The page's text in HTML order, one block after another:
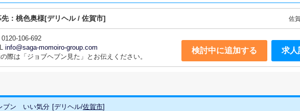
： 桃色奥様[デリヘル / 佐賀市] 佐
0120-106-692
info@saga-momoiro-group.com
際は「ジョブヘブン見た」とお伝えください。
検討中に追加する 求人
ブン いい気分 [デリヘル/佐賀市]